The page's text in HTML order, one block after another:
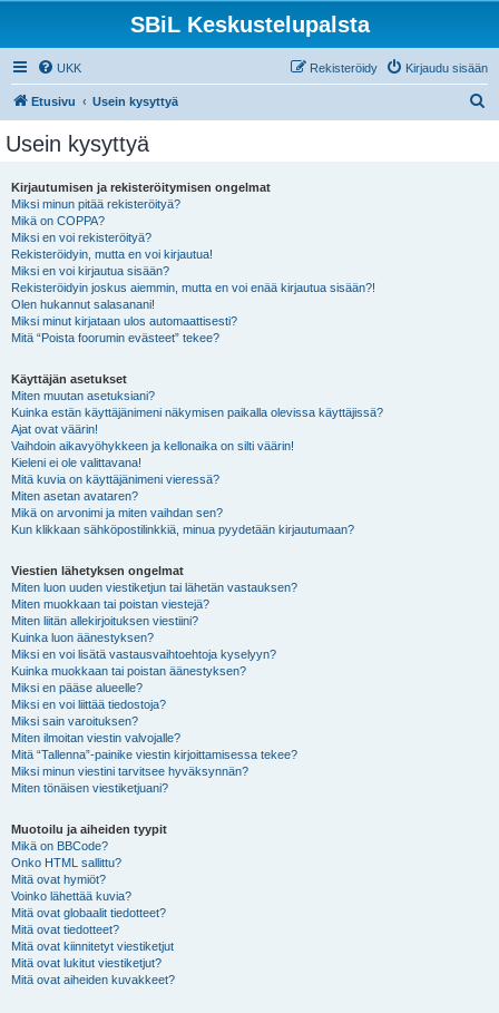
SBiL Keskustelupalsta
UKK Kirjaudu sisään
Rekisteröidy
Etusivu Usein kysyttyä
Usein kysyttyä
Kirjautumisen ja rekisteröitymisen ongelmat
Miksi minun pitää rekisteröityä?
Mikä on COPPA?
Miksi en voi rekisteröityä?
Rekisteröidyin, mutta en voi kirjautua!
Miksi en voi kirjautua sisään?
Rekisteröidyin joskus aiemmin, mutta en voi enää kirjautua sisään?!
Olen hukannut salasanani!
Miksi minut kirjataan ulos automaattisesti?
Mitä “Poista foorumin evästeet” tekee?
Käyttäjän asetukset
Miten muutan asetuksiani?
Kuinka estän käyttäjänimeni näkymisen paikalla olevissa käyttäjissä?
Ajat ovat väärin!
Vaihdoin aikavyöhykkeen ja kellonaika on silti väärin!
Kieleni ei ole valittavana!
Mitä kuvia on käyttäjänimeni vieressä?
Miten asetan avataren?
Mikä on arvonimi ja miten vaihdan sen?
Kun klikkaan sähköpostilinkkiä, minua pyydetään kirjautumaan?
Viestien lähetyksen ongelmat
Miten luon uuden viestiketjun tai lähetän vastauksen?
Miten muokkaan tai poistan viestejä?
Miten liitän allekirjoituksen viestiini?
Kuinka luon äänestyksen?
Miksi en voi lisätä vastausvaihtoehtoja kyselyyn?
Kuinka muokkaan tai poistan äänestyksen?
Miksi en pääse alueelle?
Miksi en voi liittää tiedostoja?
Miksi sain varoituksen?
Miten ilmoitan viestin valvojalle?
Mitä “Tallenna”-painike viestin kirjoittamisessa tekee?
Miksi minun viestini tarvitsee hyväksynnän?
Miten tönäisen viestiketjuani?
Muotoilu ja aiheiden tyypit
Mikä on BBCode?
Onko HTML sallittu?
Mitä ovat hymiöt?
Voinko lähettää kuvia?
Mitä ovat globaalit tiedotteet?
Mitä ovat tiedotteet?
Mitä ovat kiinnitetyt viestiketjut
Mitä ovat lukitut viestiketjut?
Mitä ovat aiheiden kuvakkeet?